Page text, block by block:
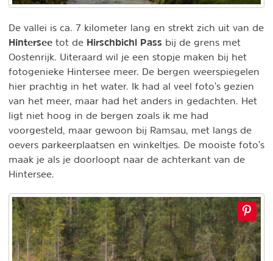
De vallei is ca. 7 kilometer lang en strekt zich uit van de
Hintersee tot de Hirschbichl Pass bij de grens met
Oostenrijk. Uiteraard wil je een stopje maken bij het
fotogenieke Hintersee meer. De bergen weerspiegelen
hier prachtig in het water. Ik had al veel foto's gezien
van het meer, maar had het anders in gedachten. Het
ligt niet hoog in de bergen zoals ik me had
voorgesteld, maar gewoon bij Ramsau, met langs de
oevers parkeerplaatsen en winkeltjes. De mooiste foto's
maak je als je doorloopt naar de achterkant van de
Hintersee.